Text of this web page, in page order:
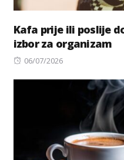
Kafa prije ili poslije
izbor za organizam
Posted
06/07/2026